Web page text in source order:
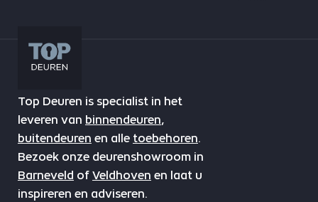
Top Deuren is specialist in het
leveren van binnendeuren,
buitendeuren en alle toebehoren.
Bezoek onze deurenshowroom in
Barneveld of Veldhoven en laat u
inspireren en adviseren.